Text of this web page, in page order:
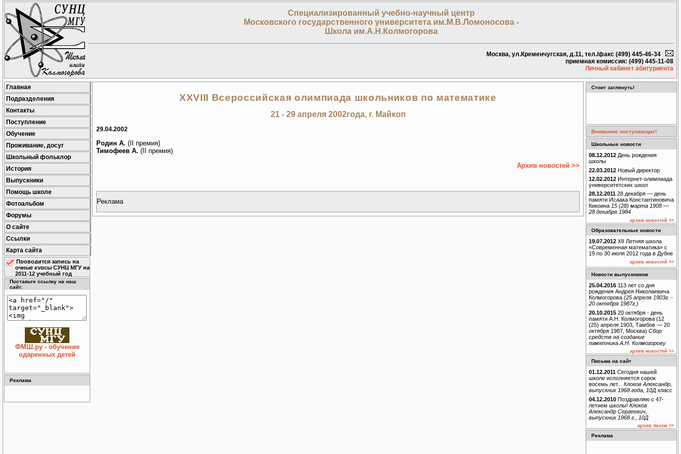
Специализированный учебно-научный центр
Московского государственного университета им.М.В.Ломоносова -
Школа им.А.Н.Колмогорова
Москва, ул.Кременчугская, д.11, тел./факс (499) 445-46-34
приемная комиссия: (499) 445-11-08
Личный кабинет абитуриента
Главная
Подразделения
Контакты
Поступление
Обучение
Проживание, досуг
Школьный фольклор
История
Выпускники
Помощь школе
Фотоальбом
Форумы
О сайте
Ссылки
Карта сайта
Проводится запись на
очные курсы СУНЦ МГУ на
2011-12 учебный год
Поставьте ссылку на наш
сайт:
ФМШ.ру - обучение
одаренных детей
Реклама
XXVIII Всероссийская олимпиада школьников по математике
21 - 29 апреля 2002года, г. Майкоп
29.04.2002
Родин А. (II премия)
Тимофеев А. (II премия)
Архив новостей >>
Реклама
Стоит заглянуть!
Вниманию поступающих!
Школьные новости
08.12.2012 День рождения
школы
22.03.2012 Новый директор
12.02.2012 Интернет-олимпиада
университетских школ
28.12.2011 28 декабря — день
памяти Исаака Константиновича
Кикоина 15 (28) марта 1908 —
28 декабря 1984
архив новостей >>
Образовательные новости
19.07.2012 XII Летняя школа
«Современная математика» с
19 по 30 июля 2012 года в Дубне
архив новостей >>
Новости выпускников
25.04.2016 113 лет со дня
рождения Андрея Николаевича
Колмогорова (25 апреля 1903г. -
20 октября 1987г.)
20.10.2015 20 октября - день
памяти А.Н. Колмогорова (12
(25) апреля 1903, Тамбов — 20
октября 1987, Москва) Сбор
средств на создание
памятника А.Н. Колмогорову
архив новостей >>
Письма на сайт
01.12.2011 Сегодня нашей
школе исполняется сорок
восемь лет... Клоков Александр,
выпускник 1968 года, 10Д класс
04.12.2010 Поздравляю с 47-
летием школы! Клоков
Александр Сергеевич,
выпускник 1968 г., 10Д
архив писем >>
Реклама